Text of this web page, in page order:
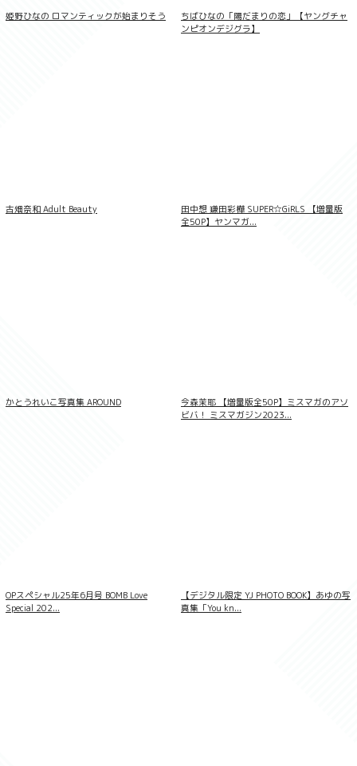
デジグラ】
姫野ひなの ロマンティックが始まりそう
ちばひなの「陽だまりの恋」【ヤングチャ
ンピオンデジグラ】
古畑奈和 Adult Beauty
田中想 鎌田彩樺 SUPER☆GiRLS 【増量版
全50P】ヤンマガ...
かとうれいこ写真集 AROUND
今森茉耶 【増量版全50P】ミスマガのアソ
ビバ！ ミスマガジン2023...
OPスペシャル25年6月号 BOMB Love
Special 202...
【デジタル限定 YJ PHOTO BOOK】あゆの写
真集「You kn...